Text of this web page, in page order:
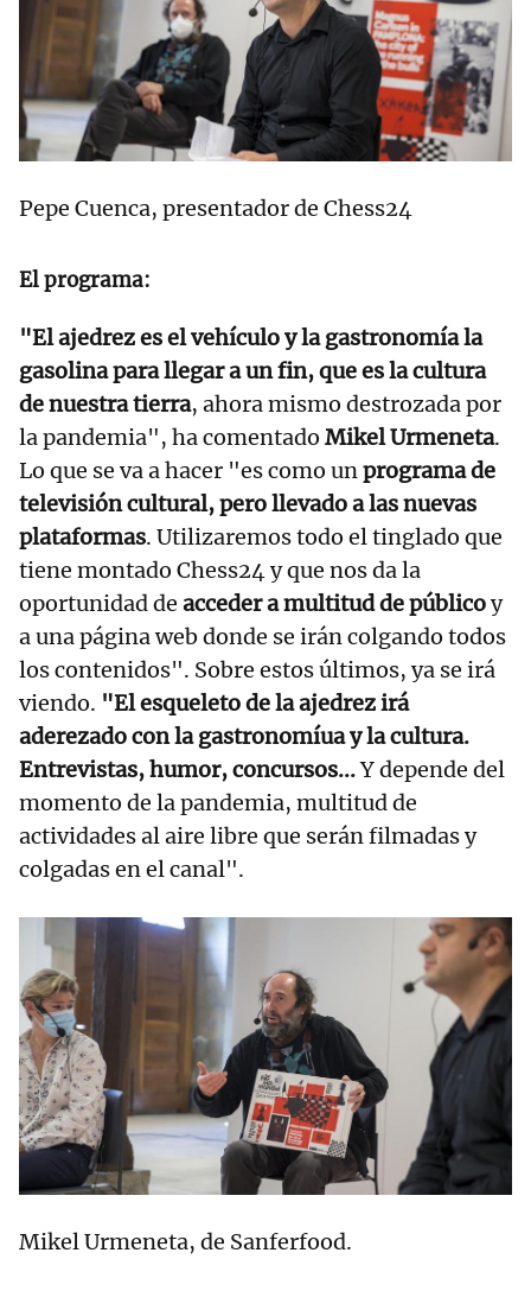
Pepe Cuenca, presentador de Chess24
El programa:
"El ajedrez es el vehículo y la gastronomía la
gasolina para llegar a un fin, que es la cultura
de nuestra tierra, ahora mismo destrozada por
la pandemia", ha comentado Mikel Urmeneta.
Lo que se va a hacer "es como unprograma de
televisión cultural, pero llevado a las nuevas
plataformas. Utilizaremos todo el tinglado que
tiene montado Chess24 y que nos da la
oportunidad de acceder a multitud de públicoy
a una página web donde se irán colgando todos
los contenidos". Sobre estos últimos, ya se irá
viendo. "El esqueleto de la ajedrez irá
aderezado con la gastronomíua y la cultura.
Entrevistas, humor, concursos...Y depende del
momento de la pandemia, multitud de
actividades al aire libre que serán filmadas y
colgadas en el canal".
Mikel Urmeneta, de Sanferfood.